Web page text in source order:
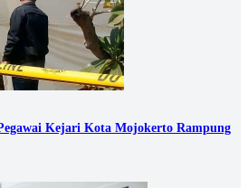
Kejari Kota Mojokerto Rampung